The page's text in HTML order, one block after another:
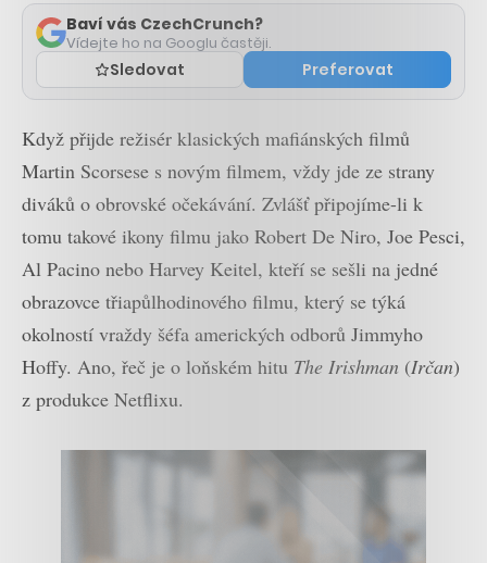
Baví vás CzechCrunch?
Vídejte ho na Googlu častěji.
Sledovat Preferovat
Když přijde režisér klasických mafiánských filmů
Martin Scorsese s novým filmem, vždy jde ze strany
diváků o obrovské očekávání. Zvlášť připojíme-li k
tomu takové ikony filmu jako Robert De Niro, Joe Pesci,
Al Pacino nebo Harvey Keitel, kteří se sešli na jedné
obrazovce třiapůlhodinového filmu, který se týká
okolností vraždy šéfa amerických odborů Jimmyho
Hoffy. Ano, řeč je o loňském hitu The Irishman (Irčan)
z produkce Netflixu.